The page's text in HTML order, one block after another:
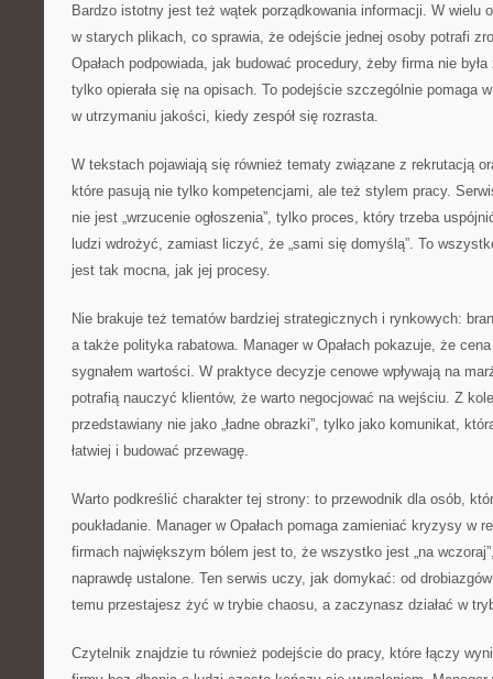
Bardzo istotny jest też wątek porządkowania informacji. W wielu
w starych plikach, co sprawia, że odejście jednej osoby potrafi
Opałach podpowiada, jak budować procedury, żeby firma nie była
tylko opierała się na opisach. To podejście szczególnie pomaga
w utrzymaniu jakości, kiedy zespół się rozrasta.
W tekstach pojawiają się również tematy związane z rekrutacją
które pasują nie tylko kompetencjami, ale też stylem pracy.
nie jest „wrzucenie ogłoszenia”, tylko proces, który trzeba
ludzi wdrożyć, zamiast liczyć, że „sami się domyślą”. To
jest tak mocna, jak jej procesy.
Nie brakuje też tematów bardziej strategicznych i rynkowych:
a także polityka rabatowa. Manager w Opałach pokazuje, że
sygnałem wartości. W praktyce decyzje cenowe wpływają na
potrafią nauczyć klientów, że warto negocjować na wejściu. Z
przedstawiany nie jako „ładne obrazki”, tylko jako komunikat,
łatwiej i budować przewagę.
Warto podkreślić charakter tej strony: to przewodnik dla osób,
poukładanie. Manager w Opałach pomaga zamieniać kryzysy w
firmach największym bólem jest to, że wszystko jest „na
naprawdę ustalone. Ten serwis uczy, jak domykać: od
temu przestajesz żyć w trybie chaosu, a zaczynasz działać w
Czytelnik znajdzie tu również podejście do pracy, które łączy